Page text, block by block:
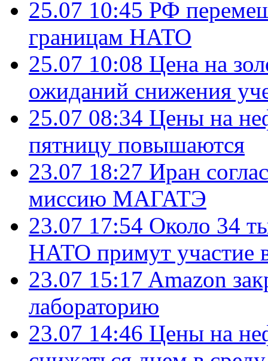
25.07 10:45 РФ
границам НАТО
25.07 10:08 Цена на
ожиданий снижения
25.07 08:34 Цены на
пятницу повышаются
23.07 18:27 Иран
миссию МАГАТЭ
23.07 17:54 Около 34
НАТО примут участие
23.07 15:17 Amazon
лабораторию
23.07 14:46 Цены на